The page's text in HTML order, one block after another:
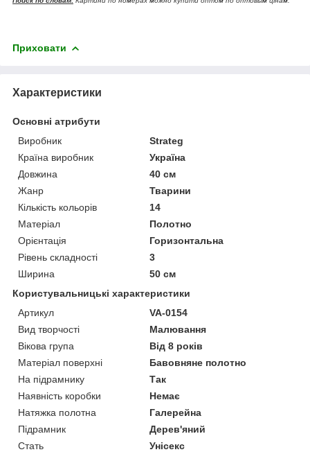
Приховати
Характеристики
Основні атрибути
Виробник
Strateg
Країна виробник
Україна
Довжина
40 см
Жанр
Тварини
Кількість кольорів
14
Матеріал
Полотно
Орієнтація
Горизонтальна
Рівень складності
3
Ширина
50 см
Користувальницькі характеристики
Артикул
VA-0154
Вид творчості
Малювання
Вікова група
Від 8 років
Матеріал поверхні
Бавовняне полотно
На підрамнику
Так
Наявність коробки
Немає
Натяжка полотна
Галерейна
Підрамник
Дерев'яний
Стать
Унісекс